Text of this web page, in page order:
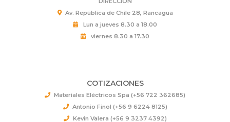
Av. República de Chile 28, Rancagua
Lun a jueves 8.30 a 18.00
viernes 8.30 a 17.30
COTIZACIONES
Materiales Eléctricos Spa (+56 722 362685)
Antonio Finol (+56 9 6224 8125)
Kevin Valera (+56 9 3237 4392)